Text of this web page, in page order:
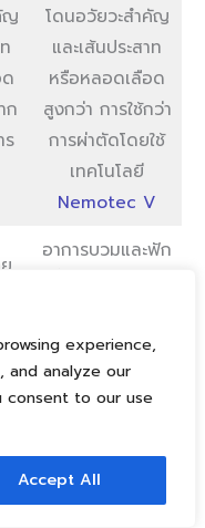
experience,
and analyze our
consent to our use
Accept All
ญ
ก
โดนอวัยวะสำคัญ
และเส้นประสาท
หรือหลอดเลือด
สูงกว่า การใช้กว่า
การผ่าตัดโดยใช้
เทคโนโลยี
Nemotec V
อาการบวมและฟัก
เทคโนโลยี
Nemotec V
V คือ สามารถจำลอง